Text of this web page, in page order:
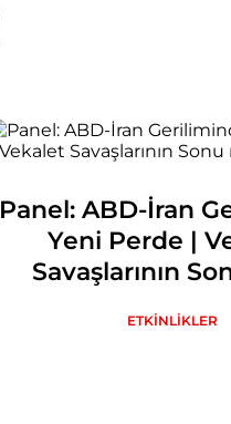
Panel: ABD-İran
Yeni Perde |
Savaşlarının
ETKİNLİKLER